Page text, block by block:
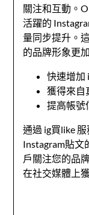
關注和互動。
活躍的
量同步提升。
的品牌形象更
快速增加
獲得來自
提高帳號
通過 ig買like
Instagram貼文
戶關注您的品
在社交媒體上